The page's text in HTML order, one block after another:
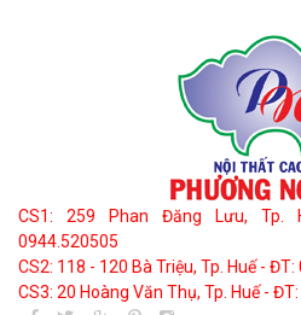
CS1: 259 Phan Đăng Lưu, Tp.
0944.520505
CS2: 118 - 120 Bà Triệu, Tp. Huế -
CS3: 20 Hoàng Văn Thụ, Tp. Huế -